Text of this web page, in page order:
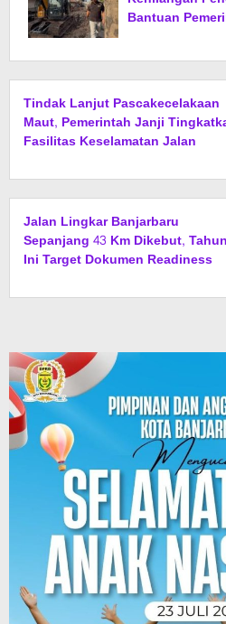
Bantuan
Tindak Lanjut Pascakecelakaan
Maut, Pemerintah Janji
Fasilitas Keselamatan Jalan
Jalan Lingkar Banjarbaru
Sepanjang 43 Km Dikebut, Tahun
Ini Target Dokumen Readiness